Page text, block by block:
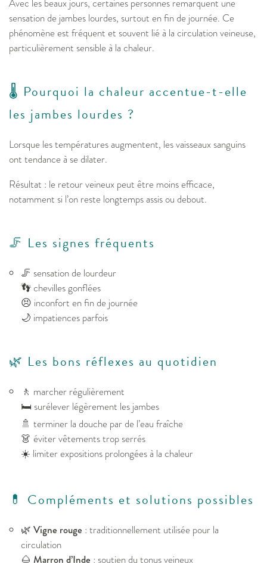
Avec les beaux jours, certaines personnes remarquent une
sensation de jambes lourdes, surtout en fin de journée. Ce
phénomène est fréquent et souvent lié à la circulation veineuse,
particulièrement sensible à la chaleur.
🌡️ Pourquoi la chaleur accentue-t-elle
les jambes lourdes ?
Lorsque les températures augmentent, les vaisseaux sanguins
ont tendance à se dilater.
Résultat : le retour veineux peut être moins efficace,
notamment si l’on reste longtemps assis ou debout.
🦵 Les signes fréquents
🦵 sensation de lourdeur
👣 chevilles gonflées
😣 inconfort en fin de journée
🌙 impatiences parfois
🌿 Les bons réflexes au quotidien
🚶 marcher régulièrement
🛏️ surélever légèrement les jambes
🚿 terminer la douche par de l’eau fraîche
👗 éviter vêtements trop serrés
☀️ limiter expositions prolongées à la chaleur
💊 Compléments et solutions possibles
🌿 Vigne rouge : traditionnellement utilisée pour la
circulation
🌰 Marron d’Inde : soutien du tonus veineux